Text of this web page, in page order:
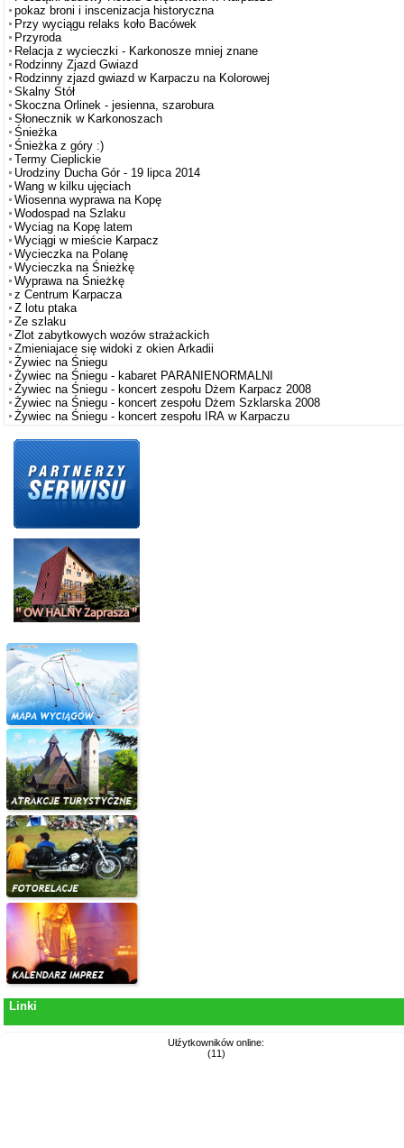
pokaz broni i inscenizacja historyczna
Przy wyciągu relaks koło Bacówek
Przyroda
Relacja z wycieczki - Karkonosze mniej znane
Rodzinny Zjazd Gwiazd
Rodzinny zjazd gwiazd w Karpaczu na Kolorowej
Skalny Stół
Skoczna Orlinek - jesienna, szarobura
Słonecznik w Karkonoszach
Śnieżka
Śnieżka z góry :)
Termy Cieplickie
Urodziny Ducha Gór - 19 lipca 2014
Wang w kilku ujęciach
Wiosenna wyprawa na Kopę
Wodospad na Szlaku
Wyciag na Kopę latem
Wyciągi w mieście Karpacz
Wycieczka na Polanę
Wycieczka na Śnieżkę
Wyprawa na Śnieżkę
z Centrum Karpacza
Z lotu ptaka
Ze szlaku
Zlot zabytkowych wozów strażackich
Zmieniajace się widoki z okien Arkadii
Żywiec na Śniegu
Żywiec na Śniegu - kabaret PARANIENORMALNI
Żywiec na Śniegu - koncert zespołu Dżem Karpacz 2008
Żywiec na Śniegu - koncert zespołu Dżem Szklarska 2008
Żywiec na Śniegu - koncert zespołu IRA w Karpaczu
Linki
Ułźytkowników online:
(11)